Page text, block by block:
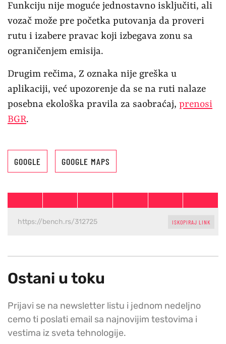
Funkciju nije moguće jednostavno isključiti, ali
vozač može pre početka putovanja da proveri
rutu i izabere pravac koji izbegava zonu sa
ograničenjem emisija.
Drugim rečima, Z oznaka nije greška u
aplikaciji, već upozorenje da se na ruti nalaze
posebna ekološka pravila za saobraćaj, prenosi
BGR.
GOOGLE GOOGLE MAPS
ISKOPIRAJ LINK
Ostani u toku
Prijavi se na newsletter listu i jednom nedeljno
cemo ti poslati email sa najnovijim testovima i
vestima iz sveta tehnologije.